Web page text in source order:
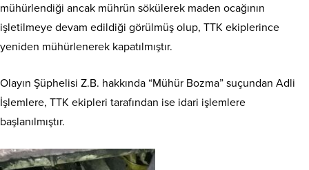
mühürlendiği ancak mührün sökülerek maden ocağının
işletilmeye devam edildiği görülmüş olup, TTK ekiplerince
yeniden mühürlenerek kapatılmıştır.
Olayın Şüphelisi Z.B. hakkında “Mühür Bozma” suçundan Adli
İşlemlere, TTK ekipleri tarafından ise idari işlemlere
başlanılmıştır.